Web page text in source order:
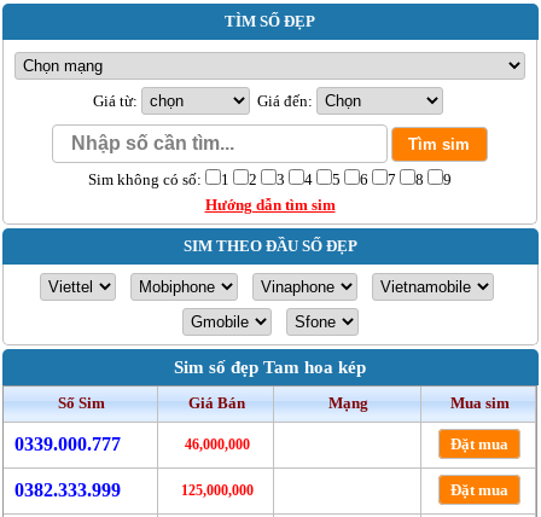
TÌM SỐ ĐẸP
Giá từ: Giá đến:
Sim không có số: 1 2 3 4 5 6 7 8
9
Hướng dẫn tìm sim
SIM THEO ĐẦU SỐ ĐẸP
Sim số đẹp Tam hoa kép
Số Sim Giá Bán Mạng Mua sim
0339.000.777 46,000,000 Đặt mua
0382.333.999 125,000,000 Đặt mua